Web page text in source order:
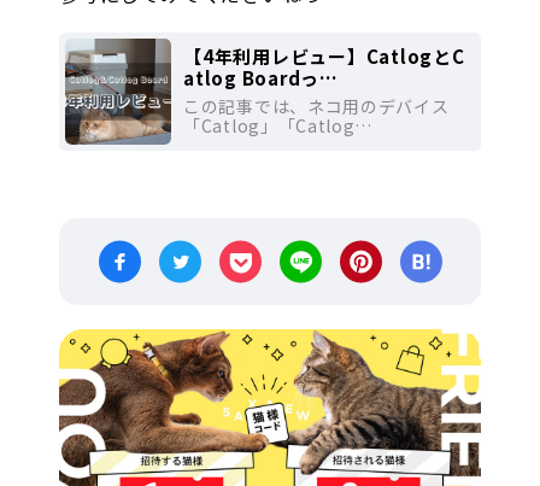
【4年利用レビュー】CatlogとC
atlog Boardっ…
この記事では、ネコ用のデバイス
「Catlog」「Catlog…